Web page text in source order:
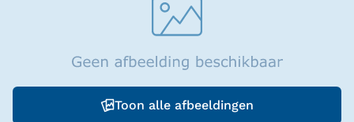
Toon alle afbeeldingen